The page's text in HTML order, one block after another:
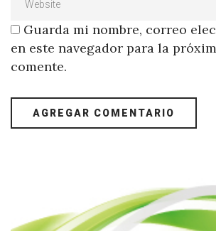
Guarda mi nombre, correo
en este navegador para la
comente.